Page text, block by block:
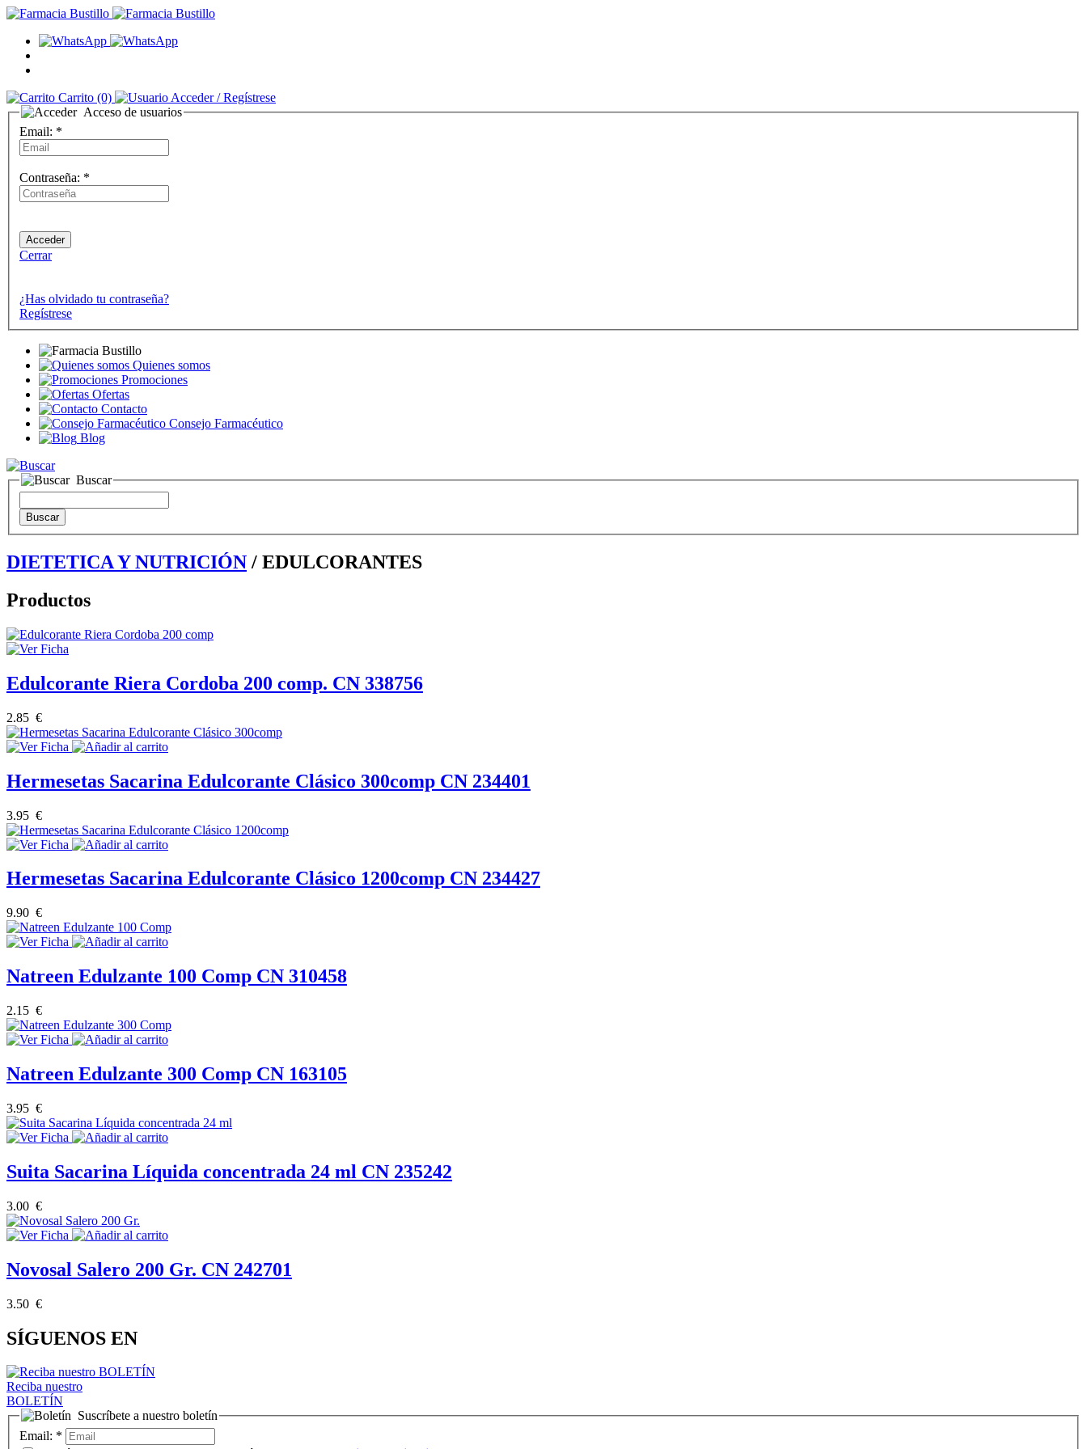
Carrito (0) Acceder / Regístrese
Acceso de usuarios
Email: *
Contraseña: *
Cerrar
¿Has olvidado tu contraseña?
Regístrese
Quienes somos
Promociones
Ofertas
Contacto
Consejo Farmacéutico
Blog
Buscar
DIETETICA Y NUTRICIÓN / EDULCORANTES
Productos
Edulcorante Riera Cordoba 200 comp. CN 338756
2.85 €
Hermesetas Sacarina Edulcorante Clásico 300comp CN 234401
3.95 €
Hermesetas Sacarina Edulcorante Clásico 1200comp CN 234427
9.90 €
Natreen Edulzante 100 Comp CN 310458
2.15 €
Natreen Edulzante 300 Comp CN 163105
3.95 €
Suita Sacarina Líquida concentrada 24 ml CN 235242
3.00 €
Novosal Salero 200 Gr. CN 242701
3.50 €
SÍGUENOS EN
Reciba nuestro
BOLETÍN
Suscríbete a nuestro boletín
Email: *